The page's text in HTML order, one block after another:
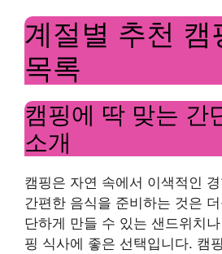
계절별 추천 캠
목록
캠핑에 딱 맞는 간
소개
캠핑은 자연 속에서 이색적인
간편한 음식을 준비하는 것은
단하게 만들 수 있는 샌드위치
핑 식사에 좋은 선택입니다. 캠